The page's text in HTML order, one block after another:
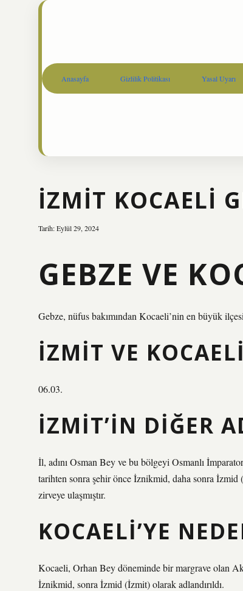
Anasayfa Gizlilik Politikası Yasal Uyarı
İZMIT KOCAELI
Tarih: Eylül 29, 2024
GEBZE VE
Gebze, nüfus bakımından Kocaeli’nin en büyük
İZMIT VE
06.03.
İZMIT’IN DIĞER
İl, adını Osman Bey ve bu bölgeyi Osmanlı
tarihten sonra şehir önce İznikmid, daha sonra İzmid
zirveye ulaşmıştır.
KOCAELI’YE
Kocaeli, Orhan Bey döneminde bir margrave olan
İznikmid, sonra İzmid (İzmit) olarak adlandırıldı.